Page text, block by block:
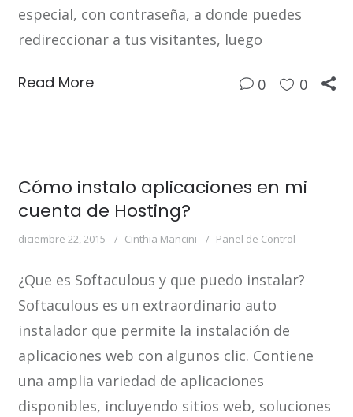
especial, con contraseña, a donde puedes
redireccionar a tus visitantes, luego
Read More 0 0
Cómo instalo aplicaciones en mi
cuenta de Hosting?
diciembre 22, 2015 Cinthia Mancini Panel de Control
¿Que es Softaculous y que puedo instalar?
Softaculous es un extraordinario auto
instalador que permite la instalación de
aplicaciones web con algunos clic. Contiene
una amplia variedad de aplicaciones
disponibles, incluyendo sitios web, soluciones